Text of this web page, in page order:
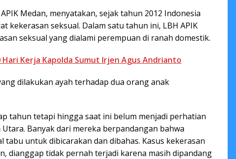
Medan, menyatakan, sejak tahun 2012 Indonesia
kekerasan seksual. Dalam satu tahun ini, LBH APIK
seksual yang dialami perempuan di ranah domestik.
Hari Kerja Kapolda Sumut Irjen Agus Andrianto
dilakukan ayah terhadap dua orang anak
tahun tetapi hingga saat ini belum menjadi perhatian
Banyak dari mereka berpandangan bahwa
tabu untuk dibicarakan dan dibahas. Kasus kekerasan
dianggap tidak pernah terjadi karena masih dipandang